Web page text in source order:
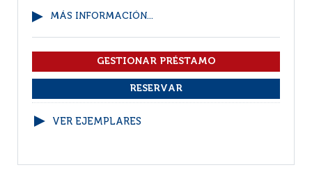
MÁS INFORMACIÓN...
VER EJEMPLARES